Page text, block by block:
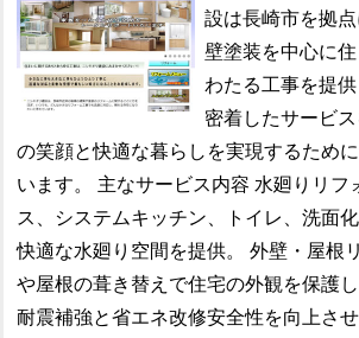
設は長崎市を拠
壁塗装を中心に
わたる工事を提
密着したサービ
の笑顔と快適な暮らしを実現するため
います。 主なサービス内容 水廻りリフ
ス、システムキッチン、トイレ、洗面
快適な水廻り空間を提供。 外壁・屋根
や屋根の葺き替えで住宅の外観を保護
耐震補強と省エネ改修安全性を向上さ